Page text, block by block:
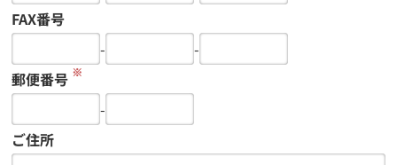
FAX番号
-
-
郵便番号 ※
-
ご住所